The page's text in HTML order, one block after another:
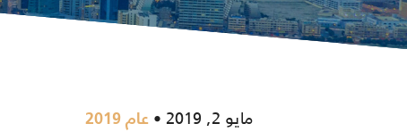
مايو 2, 2019 عام 2019